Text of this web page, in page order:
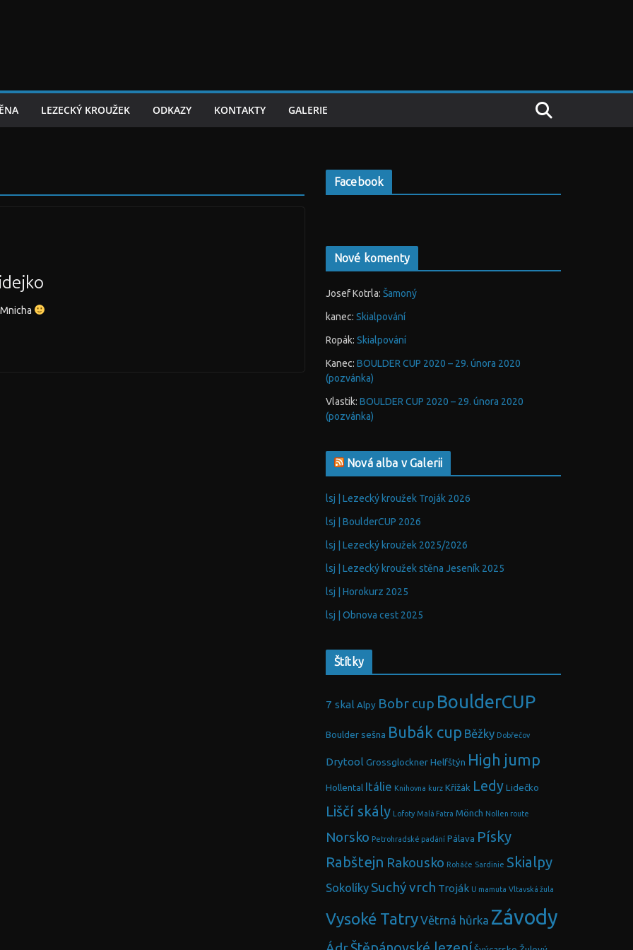
LEZECKÝ KROUŽEK ODKAZY KONTAKTY GALERIE
Facebook
Nové komenty
Josef Kotrla: Šamoný
kanec: Skialpování
Ropák: Skialpování
Kanec: BOULDER CUP 2020 – 29. února 2020
(pozvánka)
Vlastik: BOULDER CUP 2020 – 29. února 2020
(pozvánka)
Nová alba v Galerii
lsj | Lezecký kroužek Troják 2026
lsj | BoulderCUP 2026
lsj | Lezecký kroužek 2025/2026
lsj | Lezecký kroužek stěna Jeseník 2025
lsj | Horokurz 2025
lsj | Obnova cest 2025
Štítky
7 skal Alpy Bobr cup BoulderCUP
Boulder sešna Bubák cup Běžky Dobřečov
Drytool Grossglockner Helfštýn High jump
Hollental Itálie Knihovna kurz Křížák Ledy Lidečko
Liščí skály Lofoty Malá Fatra Mönch Nollen route
Norsko Petrohradské padání Pálava Písky
Rabštejn Rakousko Roháče Sardinie Skialpy
Sokolíky Suchý vrch Troják U mamuta Vltavská žula
Vysoké TatryVětrná hůrka Závody